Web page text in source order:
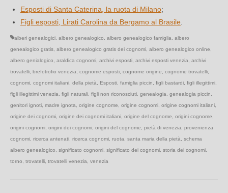
Esposti di Santa Caterina, la ruota di Milano;
Figli esposti, Lirati Carolina da Bergamo al Brasile
alberi genealogici albero genealogico albero genealogico famiglia
albero
genealogico gratis albero genealogico gratis dei cognomi albero genealogico online
albero genialogico
araldica cognomi archivi esposti archivi esposti venezia
archivi
trovatelli brefotrofio venezia cognome esposti cognome origine cognome trovatelli
cognomi cognomi italiani della pietà Esposti famiglia piccin figli bastardi figli illegittimi
figli illegittimi venezia
figli naturali figli non riconosciuti genealogia genealogia piccin
genitori ignoti madre ignota origine cognome origine cognomi origine cognomi italiani
origine dei cognomi origine dei cognomi italiani origine del cognome origini cognome
origini cognomi origini dei cognomi origini del cognome pietà di venezia
provenienza
cognomi ricerca antenati ricerca cognomi ruota santa maria della pietà
schema
albero genealogico
significato cognomi significato dei cognomi storia dei cognomi
torno
trovatelli trovatelli venezia venezia